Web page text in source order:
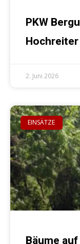
PKW
Hochreiter
2. Juni 2026
EINSÄTZE
Bäume